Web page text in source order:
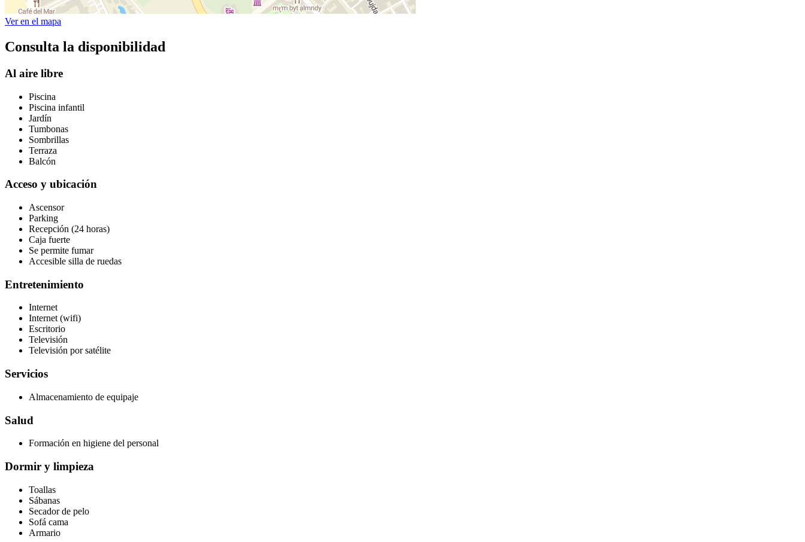
Ver en el mapa
Consulta la disponibilidad
Al aire libre
Piscina
Piscina infantil
Jardín
Tumbonas
Sombrillas
Terraza
Balcón
Acceso y ubicación
Ascensor
Parking
Recepción (24 horas)
Caja fuerte
Se permite fumar
Accesible silla de ruedas
Entretenimiento
Internet
Internet (wifi)
Escritorio
Televisión
Televisión por satélite
Servicios
Almacenamiento de equipaje
Salud
Formación en higiene del personal
Dormir y limpieza
Toallas
Sábanas
Secador de pelo
Sofá cama
Armario